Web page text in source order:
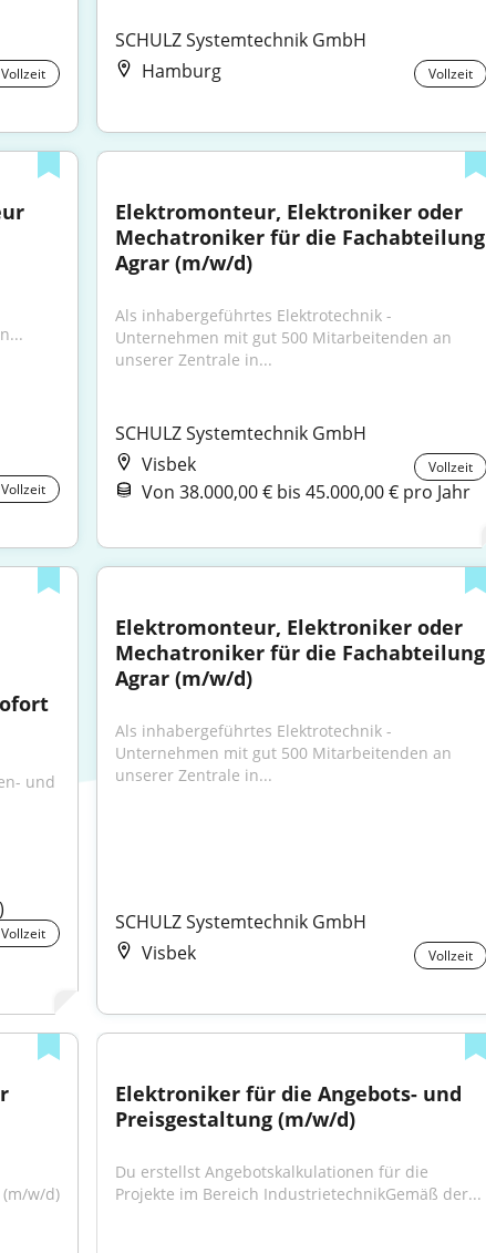
Vollzeit
SCHULZ Systemtechnik GmbH
Hamburg
Vollzeit
Vollzeit
Elektromonteur, Elektroniker oder
Mechatroniker für die Fachabteilung
Agrar (m/w/d)
Als inhabergeführtes Elektrotechnik -
Unternehmen mit gut 500 Mitarbeitenden an
unserer Zentrale in...
SCHULZ Systemtechnik GmbH
Visbek
Vollzeit
Von 38.000,00 € bis 45.000,00 € pro Jahr
und
Vollzeit
Elektromonteur, Elektroniker oder
Mechatroniker für die Fachabteilung
Agrar (m/w/d)
Als inhabergeführtes Elektrotechnik -
Unternehmen mit gut 500 Mitarbeitenden an
unserer Zentrale in...
SCHULZ Systemtechnik GmbH
Visbek
Vollzeit
w/d)
Elektroniker für die Angebots- und
Preisgestaltung (m/w/d)
Du erstellst Angebotskalkulationen für die
Projekte im Bereich IndustrietechnikGemäß der...